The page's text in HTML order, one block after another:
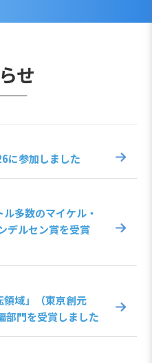
せ
に参加しました
多数のマイケル・
デルセン賞を受賞
領域」（東京創元
部門を受賞しました